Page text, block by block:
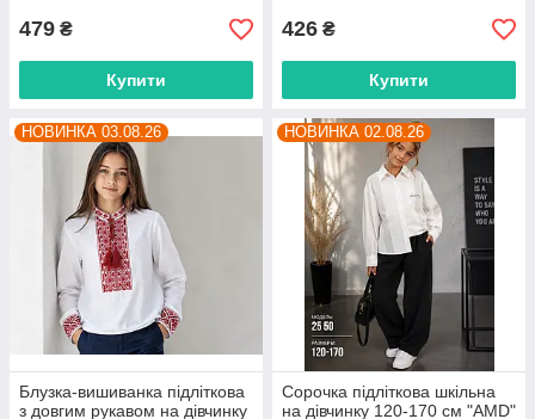
479 ₴
Купити
426 ₴
Купити
НОВИНКА 03.08.26
Блузка-вишиванка підліткова
з довгим рукавом на дівчинку
НОВИНКА 02.08.26
Сорочка підліткова шкільна
на дівчинку 120-170 см "AMD"